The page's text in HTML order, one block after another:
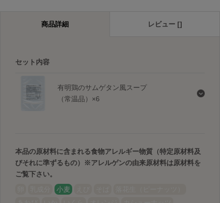
商品詳細 レビュー []
セット内容
有明鶏のサムゲタン風スープ
（常温品）×6
本品の原材料に含まれる食物アレルギー物質（特定原材料及
びそれに準ずるもの）
※アレルゲンの由来原材料は原材料を
ご覧下さい。
小麦